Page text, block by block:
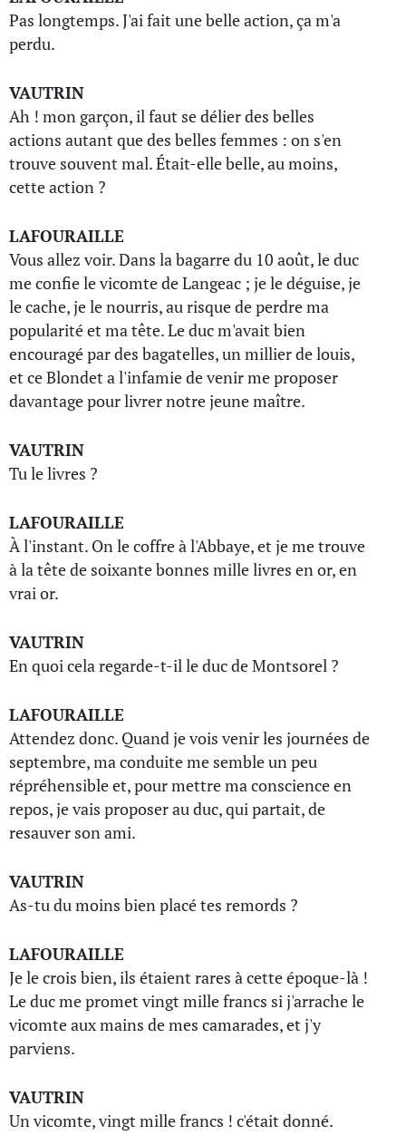
Pas longtemps. J'ai fait une belle action, ça m'a
perdu.
VAUTRIN
Ah ! mon garçon, il faut se délier des belles
actions autant que des belles femmes : on s'en
trouve souvent mal. Était-elle belle, au moins,
cette action ?
LAFOURAILLE
Vous allez voir. Dans la bagarre du 10 août, le duc
me confie le vicomte de Langeac ; je le déguise, je
le cache, je le nourris, au risque de perdre ma
popularité et ma tête. Le duc m'avait bien
encouragé par des bagatelles, un millier de louis,
et ce Blondet a l'infamie de venir me proposer
davantage pour livrer notre jeune maître.
VAUTRIN
Tu le livres ?
LAFOURAILLE
À l'instant. On le coffre à l'Abbaye, et je me trouve
à la tête de soixante bonnes mille livres en or, en
vrai or.
VAUTRIN
En quoi cela regarde-t-il le duc de Montsorel ?
LAFOURAILLE
Attendez donc. Quand je vois venir les journées de
septembre, ma conduite me semble un peu
répréhensible et, pour mettre ma conscience en
repos, je vais proposer au duc, qui partait, de
resauver son ami.
VAUTRIN
As-tu du moins bien placé tes remords ?
LAFOURAILLE
Je le crois bien, ils étaient rares à cette époque-là !
Le duc me promet vingt mille francs si j'arrache le
vicomte aux mains de mes camarades, et j'y
parviens.
VAUTRIN
Un vicomte, vingt mille francs ! c'était donné.